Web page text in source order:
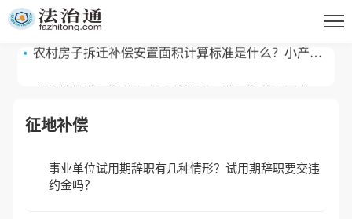
内容有什么？
农村房子拆迁补偿安置面积计算标准是什么？小产权
征地补偿
事业单位试用期辞职有几种情形？试用期辞职要交违
约金吗？